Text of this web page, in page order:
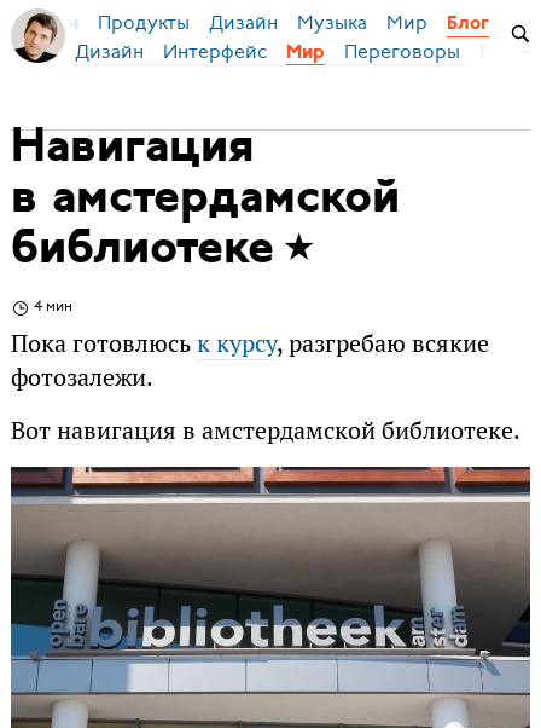
Бирман Продукты Дизайн Музыка Мир Блог
Дизайн Интерфейс Мир Переговоры
Навигация
в амстердамской
библиотеке
4 мин
Пока готовлюськ курсу, разгребаю всякие
фотозалежи.
Вот навигация в амстердамской библиотеке.